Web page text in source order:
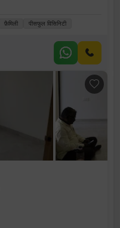
फ़ैमिली पीसफुल विसिनिटी